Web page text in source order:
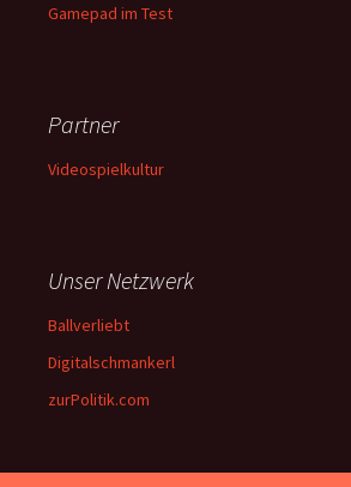
Gamepad im Test
Partner
Videospielkultur
Unser Netzwerk
Ballverliebt
Digitalschmankerl
zurPolitik.com